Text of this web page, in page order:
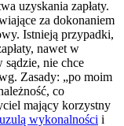
uzyskania zapłaty.
za dokonaniem
Istnieją przypadki,
nawet w
nie chce
Zasady: „po moim
co
mający korzystny
wykonalności i